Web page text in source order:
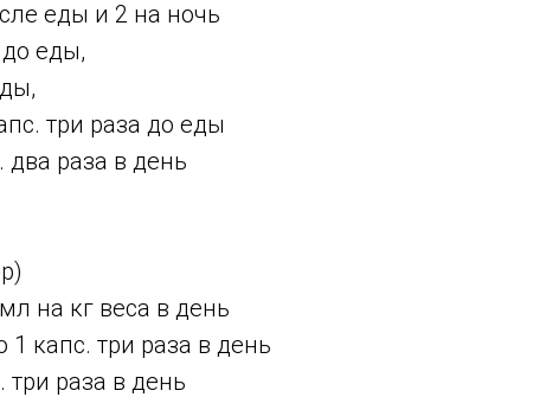
еды и 2 на ночь
до еды,
три раза до еды
два раза в день
на кг веса в день
1 капс. три раза в день
три раза в день